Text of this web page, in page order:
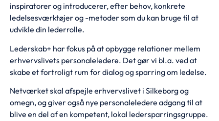
inspiratorer og introducerer, efter behov, konkrete
ledelsesværktøjer og -metoder som du kan bruge til at
udvikle din lederrolle.
Lederskab+ har fokus på at opbygge relationer mellem
erhvervslivets personaleledere. Det gør vi bl.a. ved at
skabe et fortroligt rum for dialog og sparring om ledelse.
Netværket skal afspejle erhvervslivet i Silkeborg og
omegn, og giver også nye personaleledere adgang til at
blive en del af en kompetent, lokal ledersparringsgruppe.